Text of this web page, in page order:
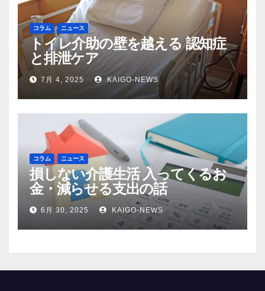
コラム ニュース
トイレ介助の壁を越える 認知症
と排泄ケア
7月 4, 2025 KAIGO-NEWS
コラム ニュース
損しない介護生活 入ってくるお
金・減らせる支出の話
6月 30, 2025 KAIGO-NEWS